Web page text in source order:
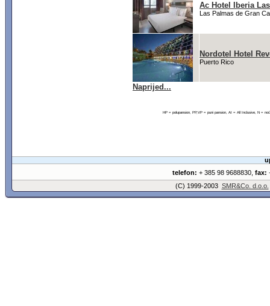
Ac Hotel Iberia
Las Palmas de Gran
Nordotel Hotel
Puerto Rico
Naprijed...
HP = polupansion, PP,VP = puni pansion, AI = All Inclusive, N =
telefon: + 385 98 9688830, fax:
(C) 1999-2003 SMR&Co. d.o.o.